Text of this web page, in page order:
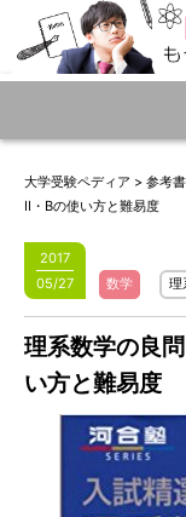
大学受験ペディア > 参考
II・Bの使い方と難易度
2017
05/27
数学 理
理系数学の良
い方と難易度